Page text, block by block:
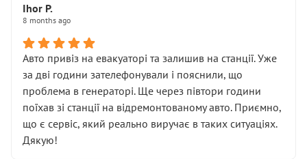
Далі ситуація тільки погіршилась:
• сказали, що тепер “потрібно знімати колеса”
• що біля авто стояти вже не можна
• почали озвучувати купу додаткових робіт без
чіткого пояснення
( ну все зняли та доробили) дякую!
Окремий момент, який виглядає абсурдно:
мені заявили, що бачок гальмівної рідини потрібно
міняти разом із головним гальмівним циліндром у
Ihor P.
8 months ago
Авто привіз на евакуаторі та залишив на станції. Уже
за дві години зателефонували і пояснили, що
проблема в генераторі. Ще через півтори години
поїхав зі станції на відремонтованому авто. Приємно,
що є сервіс, який реально виручає в таких ситуаціях.
Дякую!